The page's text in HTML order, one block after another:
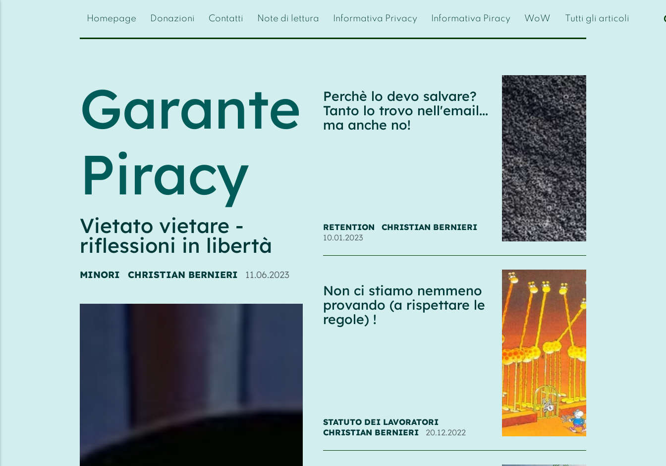
Homepage Donazioni Contatti Note di lettura Informativa Privacy Informativa Piracy WoW Tutti gli articoli
Garante
Piracy
Vietato vietare -
riflessioni in libertà
MINORI CHRISTIAN BERNIERI 11.06.2023
Perchè lo devo salvare?
Tanto lo trovo nell'email...
ma anche no!
RETENTION
CHRISTIAN BERNIERI
10.01.2023
Non ci stiamo nemmeno
provando (a rispettare le
regole) !
STATUTO DEI LAVORATORI
CHRISTIAN BERNIERI
20.12.2022